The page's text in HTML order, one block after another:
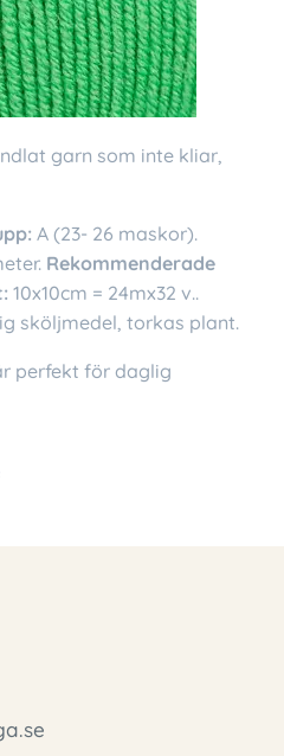
garn som inte kliar,
A (23- 26 maskor).
Rekommenderade
10x10cm = 24mx32 v..
sköljmedel, torkas plant.
perfekt för daglig